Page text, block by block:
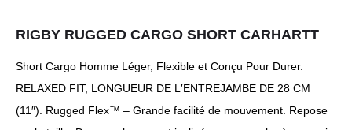
RIGBY RUGGED CARGO SHORT CARHARTT
Short Cargo Homme Léger, Flexible et Conçu Pour Durer.
RELAXED FIT, LONGUEUR DE L′ENTREJAMBE DE 28 CM
(11″). Rugged Flex™ – Grande facilité de mouvement. Repose